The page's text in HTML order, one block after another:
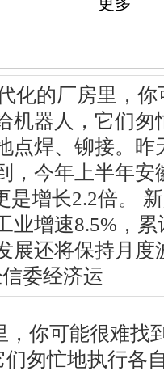
化的厂房里，
机器人，它们
点焊、铆接。
，今年上半年安
是增长2.2倍。
业增速8.5%，
展还将保持月
委经济运
，你可能很难找
匆忙地执行各